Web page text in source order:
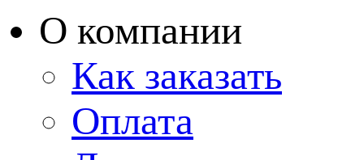
О компании
Как заказать
Оплата